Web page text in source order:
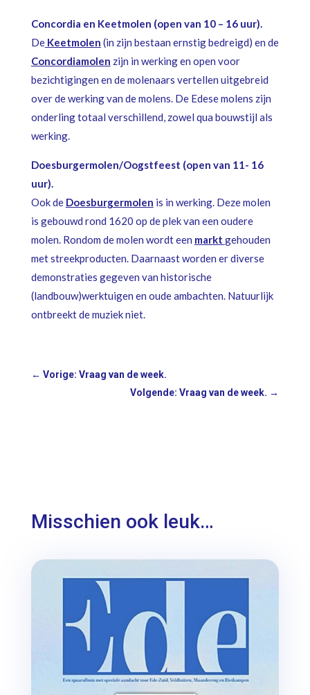
Concordia en Keetmolen (open van 10 – 16 uur).
DeKeetmolen (in zijn bestaan ernstig bedreigd) en de
Concordiamolen zijn in werking en open voor
bezichtigingen en de molenaars vertellen uitgebreid
over de werking van de molens. De Edese molens zijn
onderling totaal verschillend, zowel qua bouwstijl als
werking.
Doesburgermolen/Oogstfeest (open van 11- 16
uur).
Ook de Doesburgermolen is in werking. Deze molen
is gebouwd rond 1620 op de plek van een oudere
molen. Rondom de molen wordt een markt gehouden
met streekproducten. Daarnaast worden er diverse
demonstraties gegeven van historische
(landbouw)werktuigen en oude ambachten. Natuurlijk
ontbreekt de muziek niet.
← Vorige: Vraag van de week.
Volgende: Vraag van de week. →
Misschien ook leuk…